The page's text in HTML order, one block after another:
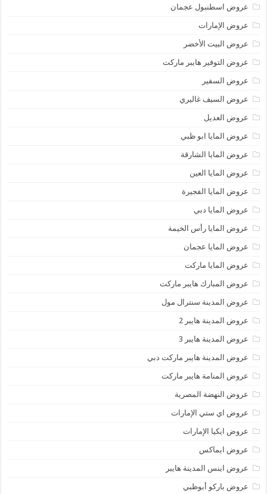
عروض اسطنبول عجمان
عروض الإمارات
عروض البيت الأخضر
عروض التوفير هايبر ماركت
عروض السفير
عروض السيف غاليري
عروض العديل
عروض المايا ابو ظبي
عروض المايا الشارقة
عروض المايا العين
عروض المايا الفجيرة
عروض المايا دبي
عروض المايا رأس الخيمة
عروض المايا عجمان
عروض المايا ماركت
عروض المبارك هايبر ماركت
عروض المدينة سنترال مول
عروض المدينة هايبر 2
عروض المدينة هايبر 3
عروض المدينة هايبر ماركت دبي
عروض المنامة هايبر ماركت
عروض النهضة المصرية
عروض اي ستي الإمارات
عروض ايكيا الإمارات
عروض ايماكس
عروض اينس المدينة هايبر
عروض باركو أبوظبي